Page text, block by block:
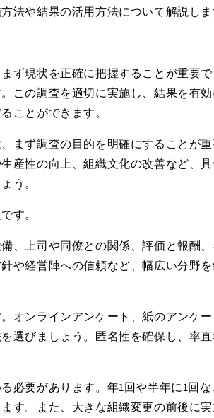
法や結果の活用方法について解説しま
ず現状を正確に把握することが重要
この調査を適切に実施し、結果を有
ことができます。
まず調査の目的を明確にすることが
産性の向上、組織文化の改善など、
う。
す。
、上司や同僚との関係、評価と報酬
や経営陣への信頼など、幅広い分野
オンラインアンケート、紙のアンケ
選びましょう。匿名性を確保し、率
必要があります。年1回や半年に1回
す。また、大きな組織変更の前後に